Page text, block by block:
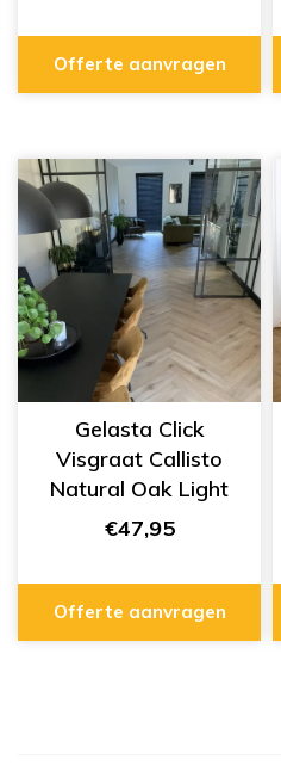
Offerte aanvragen
Gelasta Click
Visgraat Callisto
Natural Oak Light
5201
€47,95
Offerte aanvragen